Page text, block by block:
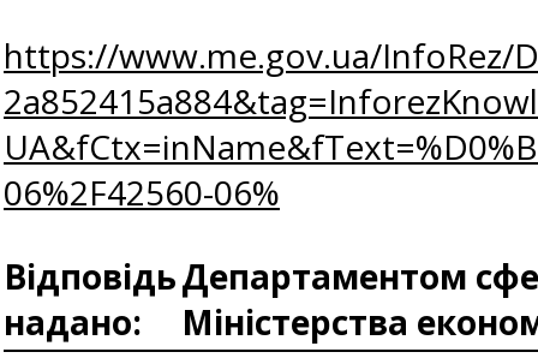
https://www.me.gov.ua/InfoRez/
06%2F42560-06%
Відповідь
надано:
Департаментом
Міністерства